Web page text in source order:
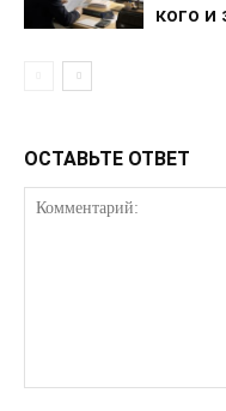
кого и
ОСТАВЬТЕ ОТВЕТ